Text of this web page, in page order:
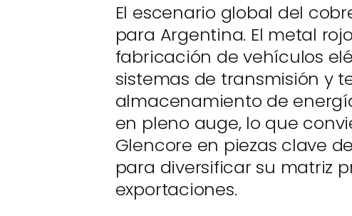
El escenario global del
para Argentina. El metal
fabricación de vehículos
sistemas de transmisión y
almacenamiento de
en pleno auge, lo que
Glencore en piezas clave
para diversificar su matriz
exportaciones.